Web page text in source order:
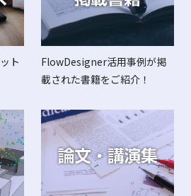
ト
FlowDesigner活用事例が掲
載された書籍をご紹介！